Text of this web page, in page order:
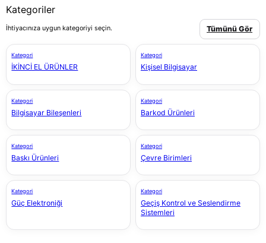
Kategoriler
İhtiyacınıza uygun kategoriyi seçin. Tümünü Gör
Kategori
İKİNCİ EL ÜRÜNLER
Kategori
Kişisel Bilgisayar
Kategori
Bilgisayar Bileşenleri
Kategori
Barkod Ürünleri
Kategori
Baskı Ürünleri
Kategori
Çevre Birimleri
Kategori
Güç Elektroniği
Kategori
Geçiş Kontrol ve Seslendirme
Sistemleri